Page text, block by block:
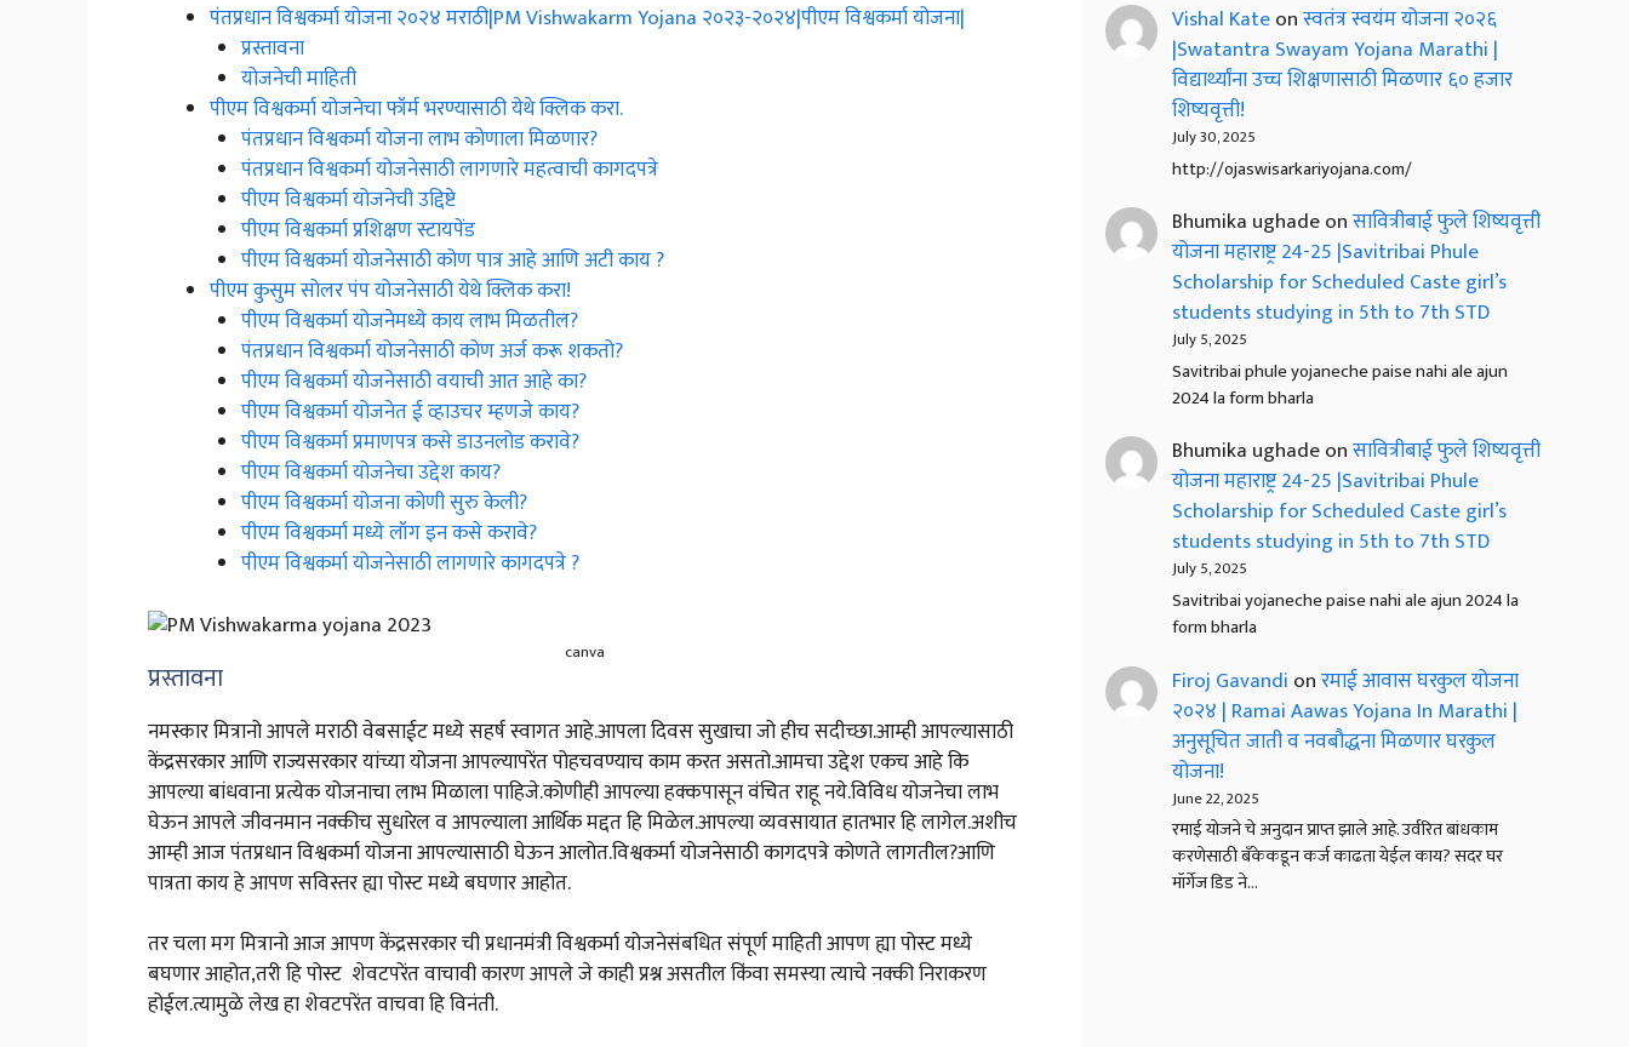
पंतप्रधान विश्वकर्मा योजना २०२४ मराठी|PM Vishwakarm Yojana २०२३-२०२४|पीएम विश्वकर्मा योजना|
प्रस्तावना
योजनेची माहिती
पीएम विश्वकर्मा योजनेचा फॉर्म भरण्यासाठी येथे क्लिक करा.
पंतप्रधान विश्वकर्मा योजना लाभ कोणाला मिळणार?
पंतप्रधान विश्वकर्मा योजनेसाठी लागणारे महत्वाची कागदपत्रे
पीएम विश्वकर्मा योजनेची उद्दिष्टे
पीएम विश्वकर्मा प्रशिक्षण स्टायपेंड
पीएम विश्वकर्मा योजनेसाठी कोण पात्र आहे आणि अटी काय ?
पीएम कुसुम सोलर पंप योजनेसाठी येथे क्लिक करा!
पीएम विश्वकर्मा योजनेमध्ये काय लाभ मिळतील?
पंतप्रधान विश्वकर्मा योजनेसाठी कोण अर्ज करू शकतो?
पीएम विश्वकर्मा योजनेसाठी वयाची आत आहे का?
पीएम विश्वकर्मा योजनेत ई व्हाउचर म्हणजे काय?
पीएम विश्वकर्मा प्रमाणपत्र कसे डाउनलोड करावे?
पीएम विश्वकर्मा योजनेचा उद्देश काय?
पीएम विश्वकर्मा योजना कोणी सुरु केली?
पीएम विश्वकर्मा मध्ये लॉग इन कसे करावे?
पीएम विश्वकर्मा योजनेसाठी लागणारे कागदपत्रे ?
canva
प्रस्तावना
नमस्कार मित्रानो आपले मराठी वेबसाईट मध्ये सहर्ष स्वागत आहे.आपला दिवस सुखाचा जो हीच सदीच्छा.आम्ही आपल्यासाठी
केंद्रसरकार आणि राज्यसरकार यांच्या योजना आपल्यापरेंत पोहचवण्याच काम करत असतो.आमचा उद्देश एकच आहे कि
आपल्या बांधवाना प्रत्येक योजनाचा लाभ मिळाला पाहिजे.कोणीही आपल्या हक्कपासून वंचित राहू नये.विविध योजनेचा लाभ
घेऊन आपले जीवनमान नक्कीच सुधारेल व आपल्याला आर्थिक मद्दत हि मिळेल.आपल्या व्यवसायात हातभार हि लागेल.अशीच
आम्ही आज पंतप्रधान विश्वकर्मा योजना आपल्यासाठी घेऊन आलोत.विश्वकर्मा योजनेसाठी कागदपत्रे कोणते लागतील?आणि
पात्रता काय हे आपण सविस्तर ह्या पोस्ट मध्ये बघणार आहोत.
तर चला मग मित्रानो आज आपण केंद्रसरकार ची प्रधानमंत्री विश्वकर्मा योजनेसंबधित संपूर्ण माहिती आपण ह्या पोस्ट मध्ये
बघणार आहोत,तरी हि पोस्ट शेवटपरेंत वाचावी कारण आपले जे काही प्रश्न असतील किंवा समस्या त्याचे नक्की निराकरण
होईल.त्यामुळे लेख हा शेवटपरेंत वाचवा हि विनंती.
Vishal Kateonस्वतंत्र स्वयंम योजना २०२६
|Swatantra Swayam Yojana Marathi |
विद्यार्थ्यांना उच्च शिक्षणासाठी मिळणार ६० हजार
शिष्यवृत्ती!
July 30, 2025
http://ojaswisarkariyojana.com/
Bhumika ughadeonसावित्रीबाई फुले शिष्यवृत्ती
योजना महाराष्ट्र 24-25 |Savitribai Phule
Scholarship for Scheduled Caste girl’s
students studying in 5th to 7th STD
July 5, 2025
Savitribai phule yojaneche paise nahi ale ajun
2024 la form bharla
Bhumika ughadeonसावित्रीबाई फुले शिष्यवृत्ती
योजना महाराष्ट्र 24-25 |Savitribai Phule
Scholarship for Scheduled Caste girl’s
students studying in 5th to 7th STD
July 5, 2025
Savitribai yojaneche paise nahi ale ajun 2024 la
form bharla
Firoj Gavandi onरमाई आवास घरकुल योजना
२०२४ | Ramai Aawas Yojana In Marathi |
अनुसूचित जाती व नवबौद्धना मिळणार घरकुल
योजना!
June 22, 2025
रमाई योजने चे अनुदान प्राप्त झाले आहे. उर्वरित बांधकाम
करणेसाठी बँकेकडून कर्ज काढता येईल काय? सदर घर
मॉर्गेज डिड ने…